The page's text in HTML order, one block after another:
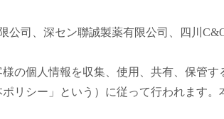
司、深セン聯誠製薬有限公司、四川
の個人情報を収集、使用、共有、保管
リシー」という）に従って行われます